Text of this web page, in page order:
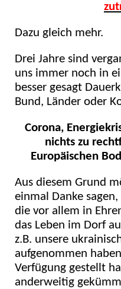
Dazu gleich mehr.
Drei Jahre sind
uns immer noch in
besser gesagt
Bund, Länder oder
Corona,
nichts zu
Europäischen
Aus diesem Grund
einmal Danke
die vor allem in
das Leben im Dorf
z.B. unsere
aufgenommen
Verfügung gestellt
anderweitig